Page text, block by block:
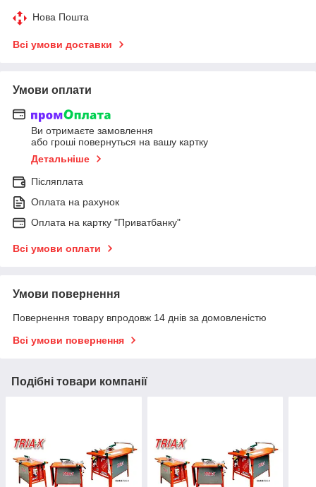
Нова Пошта
Всі умови доставки
Умови оплати
Ви отримаєте замовлення
або гроші повернуться на вашу картку
Детальніше
Післяплата
Оплата на рахунок
Оплата на картку "Приватбанку"
Всі умови оплати
Умови повернення
Повернення товару впродовж 14 днів за домовленістю
Всі умови повернення
Подібні товари компанії